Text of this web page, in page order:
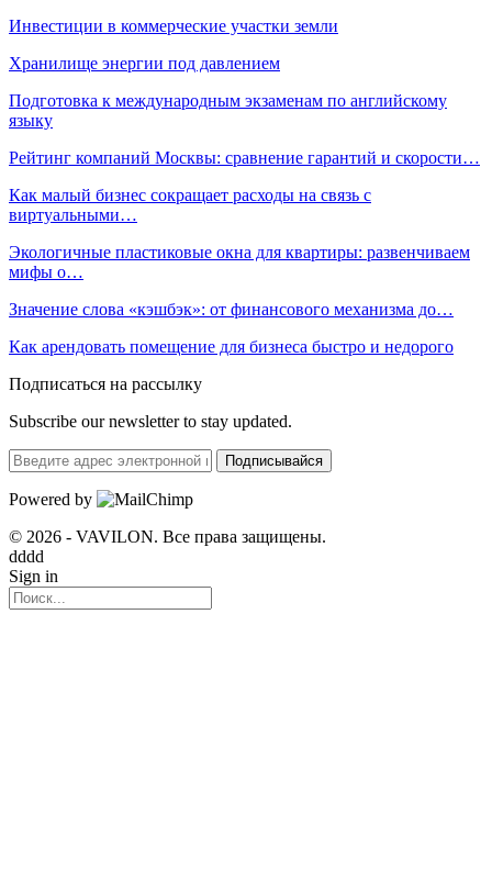
Инвестиции в коммерческие участки земли
Хранилище энергии под давлением
Подготовка к международным экзаменам по английскому
языку
Рейтинг компаний Москвы: сравнение гарантий и скорости…
Как малый бизнес сокращает расходы на связь с
виртуальными…
Экологичные пластиковые окна для квартиры: развенчиваем
мифы о…
Значение слова «кэшбэк»: от финансового механизма до…
Как арендовать помещение для бизнеса быстро и недорого
Подписаться на рассылку
Subscribe our newsletter to stay updated.
Подписывайся
Powered by
© 2026 - VAVILON. Все права защищены.
dddd
Sign in